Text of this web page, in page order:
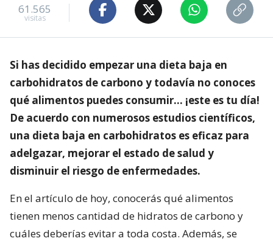
61.565
visitas
Si has decidido empezar una dieta baja en
carbohidratos de carbono y todavía no conoces
qué alimentos puedes consumir… ¡este es tu día!
De acuerdo con numerosos estudios científicos,
una dieta baja en carbohidratos es eficaz para
adelgazar, mejorar el estado de salud y
disminuir el riesgo de enfermedades.
En el artículo de hoy, conocerás qué alimentos
tienen menos cantidad de hidratos de carbono y
cuáles deberías evitar a toda costa. Además, se